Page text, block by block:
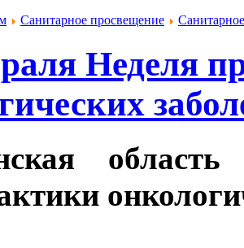
Санитарное просвещение
Неделя